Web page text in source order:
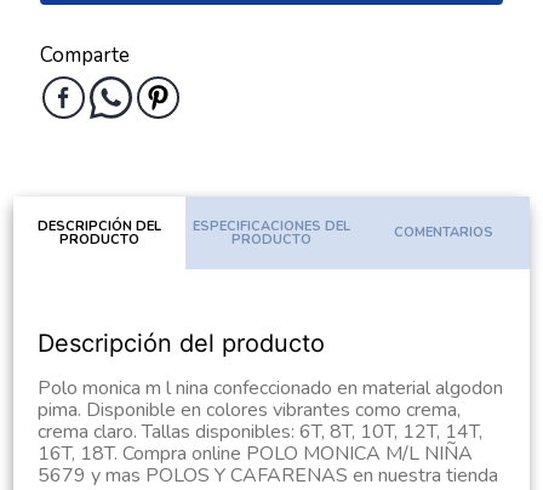
Comparte
DESCRIPCIÓN DEL
PRODUCTO
ESPECIFICACIONES DEL
PRODUCTO COMENTARIOS
Descripción del producto
Polo monica m l nina confeccionado en material algodon
pima. Disponible en colores vibrantes como crema,
crema claro. Tallas disponibles: 6T, 8T, 10T, 12T, 14T,
16T, 18T. Compra online POLO MONICA M/L NIÑA
5679 y mas POLOS Y CAFARENAS en nuestra tienda